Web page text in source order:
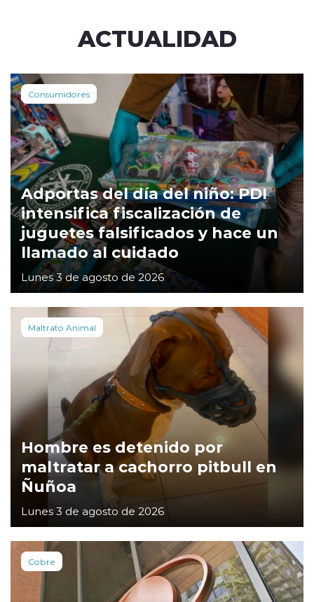
ACTUALIDAD
Consumidores
Adportas del día del niño: PDI
intensifica fiscalización de
juguetes falsificados y hace un
llamado al cuidado
Lunes 3 de agosto de 2026
Maltrato Animal
Hombre es detenido por
maltratar a cachorro pitbull en
Ñuñoa
Lunes 3 de agosto de 2026
Cobre